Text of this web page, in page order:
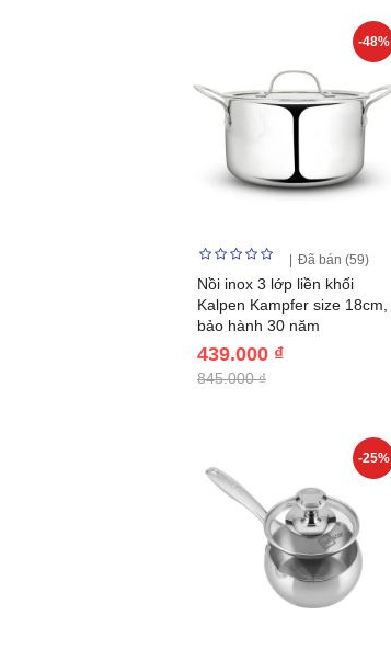
-48%
Đã bán (59)
Nồi inox 3 lớp liền khối
Kalpen Kampfer size 18cm,
bảo hành 30 năm
439.000 ₫
845.000 ₫
-25%